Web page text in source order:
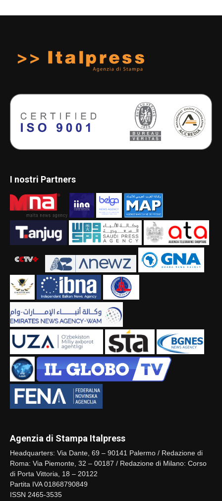
I nostri Partners
Agenzia di Stampa Italpress
Headquarters: Via Dante, 69 – 90141 Palermo / Redazione di
Roma: Via Piemonte, 32 – 00187 / Redazione di Milano: Corso
di Porta Vittoria, 18 – 20122
Partita IVA 01868790849
ISSN 2465-3535